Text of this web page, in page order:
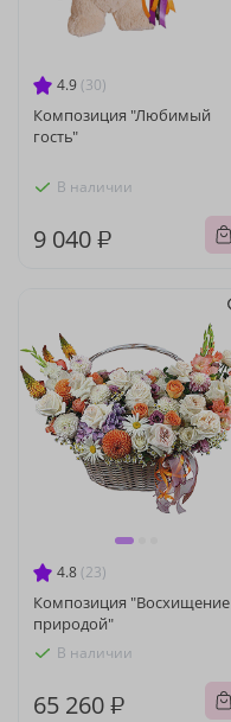
4.9 (30)
Композиция "Любимый
гость"
В наличии
9 040 ₽
4.8 (23)
Композиция "Восхищение
природой"
В наличии
65 260 ₽